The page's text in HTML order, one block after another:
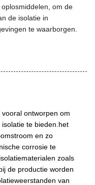
om de
de isolatie in
te waarborgen.
ontworpen om
te bieden.het
en zo
corrosie te
zoals
de productie worden
van